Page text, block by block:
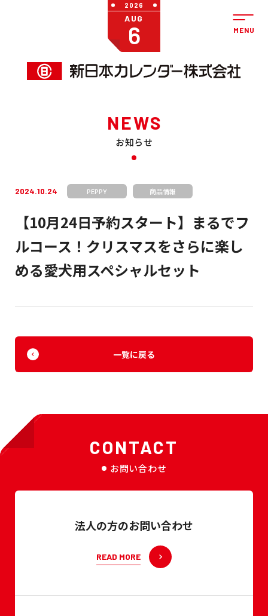
2026
AUG
6
NEWS
お知らせ
2024.10.24 PEPPY 商品情報
【10月24日予約スタート】まるでフ
ルコース！クリスマスをさらに楽し
める愛犬用スペシャルセット
一覧に戻る
CONTACT
お問い合わせ
法人の方のお問い合わせ
READ MORE